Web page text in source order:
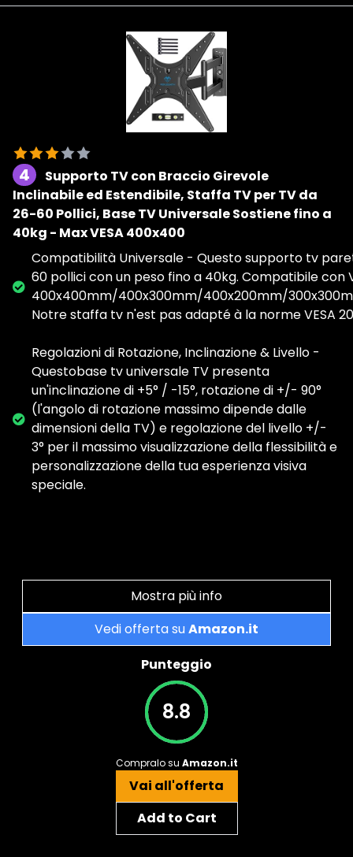
4
Supporto TV con Braccio Girevole
Inclinabile ed Estendibile, Staffa TV per TV da
26-60 Pollici, Base TV Universale Sostiene fino a
40kg - Max VESA 400x400
Compatibilità Universale - Questo supporto tv
60 pollici con un peso fino a 40kg. Compatibile
400x400mm/400x300mm/400x200mm/
Notre staffa tv n'est pas adapté à la norme VESA
Regolazioni di Rotazione, Inclinazione & Livello -
Questobase tv universale TV presenta
un'inclinazione di +5° / -15°, rotazione di +/- 90°
(l'angolo di rotazione massimo dipende dalle
dimensioni della TV) e regolazione del livello +/-
3° per il massimo visualizzazione della flessibilità e
personalizzazione della tua esperienza visiva
speciale.
Mostra più info
Vedi offerta suAmazon.it
Punteggio
8.8
Compralo su Amazon.it
Vai all'offerta
Add to Cart